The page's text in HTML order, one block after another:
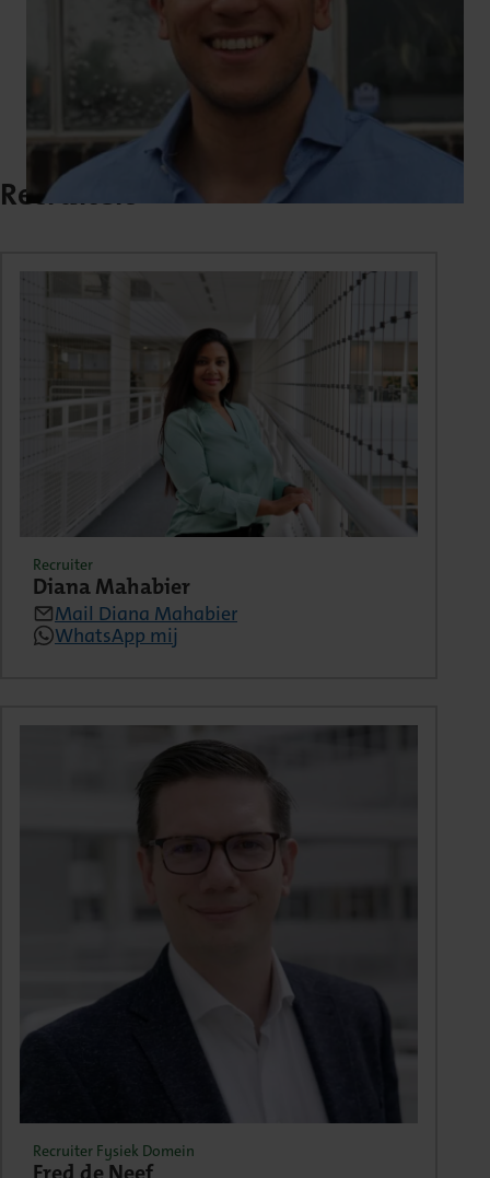
Recruiters
Diana Mahabier
Recruiter
Mail Diana Mahabier
WhatsApp mij
Recruiter Fysiek Domein